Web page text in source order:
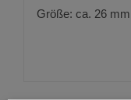
Größe: ca. 26